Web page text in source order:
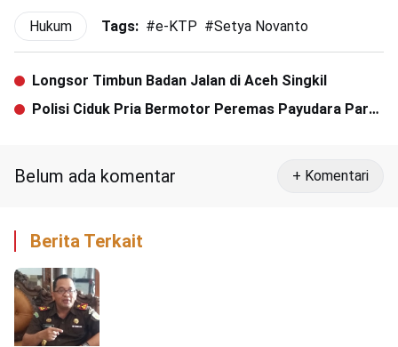
Hukum Tags: #e-KTP #Setya Novanto
Longsor Timbun Badan Jalan di Aceh Singkil
Polisi Ciduk Pria Bermotor Peremas Payudara Para
Belum ada komentar + Komentari
Berita Terkait